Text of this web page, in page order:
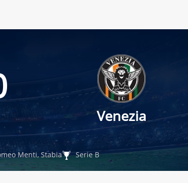
Venezia
Menti, Stabia Serie B